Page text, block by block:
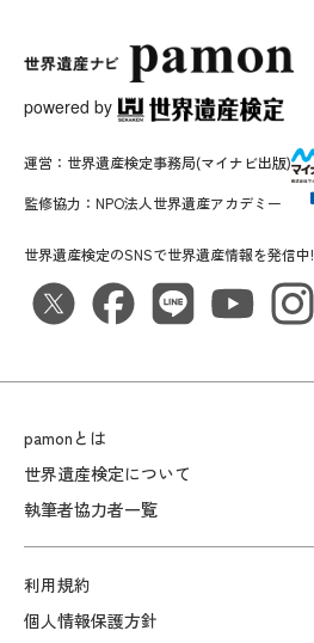
powered by
pamonとは
世界遺産検定について
執筆者協力者一覧
利用規約
個人情報保護方針
世界遺産検定のSNSで世界遺産情報を発信中!
運営： 世界遺産検定事務局(マイナビ出版)
監修協力： NPO法人世界遺産アカデミー